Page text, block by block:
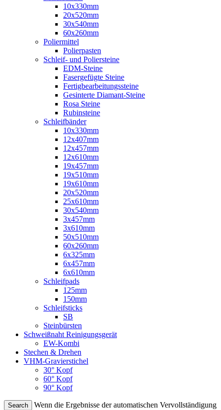
10x330mm
20x520mm
30x540mm
60x260mm
Poliermittel
Polierpasten
Schleif- und Poliersteine
EDM-Steine
Fasergefügte Steine
Fertigbearbeitungssteine
Gesinterte Diamant-Steine
Rosa Steine
Rubinsteine
Schleifbänder
10x330mm
12x407mm
12x457mm
12x610mm
19x457mm
19x510mm
19x610mm
20x520mm
25x610mm
30x540mm
3x457mm
3x610mm
50x510mm
60x260mm
6x325mm
6x457mm
6x610mm
Schleifpads
125mm
150mm
Schleifsticks
SB
Steinbürsten
Schweißnaht Reinigungsgerät
EW-Kombi
Stechen & Drehen
VHM-Gravierstichel
30° Kopf
60° Kopf
90° Kopf
Search
Wenn die Ergebnisse der automatischen Vervollständigung